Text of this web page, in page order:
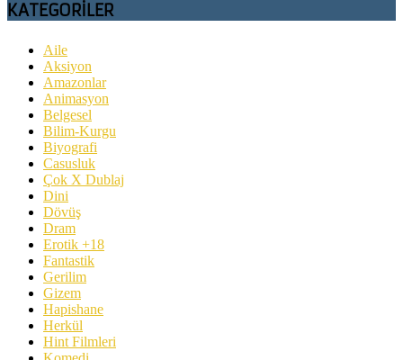
KATEGORİLER
Aile
Aksiyon
Amazonlar
Animasyon
Belgesel
Bilim-Kurgu
Biyografi
Casusluk
Çok X Dublaj
Dini
Dövüş
Dram
Erotik +18
Fantastik
Gerilim
Gizem
Hapishane
Herkül
Hint Filmleri